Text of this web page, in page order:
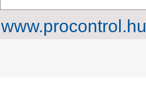
www.procontrol.hu